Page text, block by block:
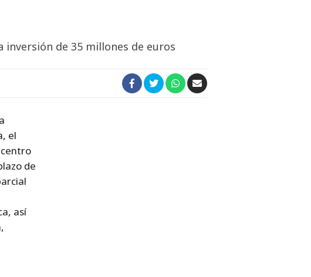
de 35 millones de euros
el
de
así